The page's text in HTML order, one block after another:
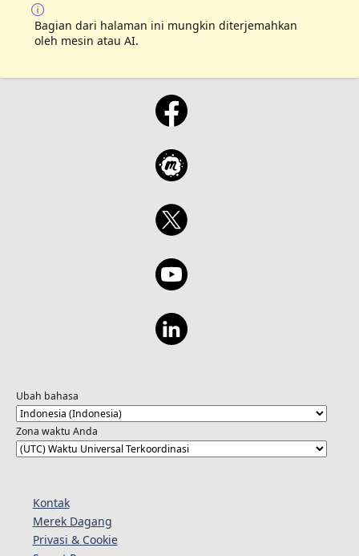
Bagian dari halaman ini mungkin diterjemahkan
oleh mesin atau AI.
Ubah bahasa
Zona waktu Anda
Kontak
Merek Dagang
Privasi & Cookie